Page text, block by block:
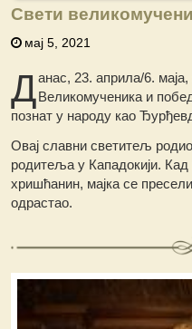
Свети
мај 5, 2021
Данас, 23. априла/6.
Великомученика и
познат у народу као
Овај славни светитељ
родитеља у Кападокији. Кад
хришћанин, мајка се
одрастао.